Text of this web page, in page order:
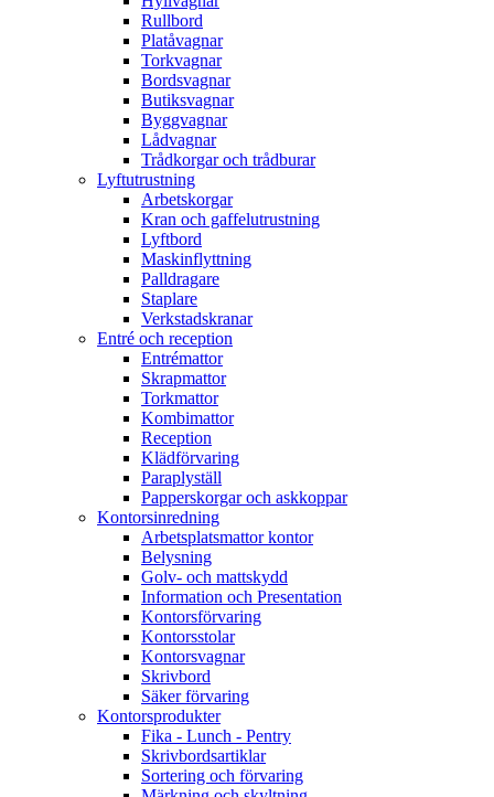
Rullbord
Platåvagnar
Torkvagnar
Bordsvagnar
Butiksvagnar
Byggvagnar
Lådvagnar
Trådkorgar och trådburar
Lyftutrustning
Arbetskorgar
Kran och gaffelutrustning
Lyftbord
Maskinflyttning
Palldragare
Staplare
Verkstadskranar
Entré och reception
Entrémattor
Skrapmattor
Torkmattor
Kombimattor
Reception
Klädförvaring
Paraplyställ
Papperskorgar och askkoppar
Kontorsinredning
Arbetsplatsmattor kontor
Belysning
Golv- och mattskydd
Information och Presentation
Kontorsförvaring
Kontorsstolar
Kontorsvagnar
Skrivbord
Säker förvaring
Kontorsprodukter
Fika - Lunch - Pentry
Skrivbordsartiklar
Sortering och förvaring